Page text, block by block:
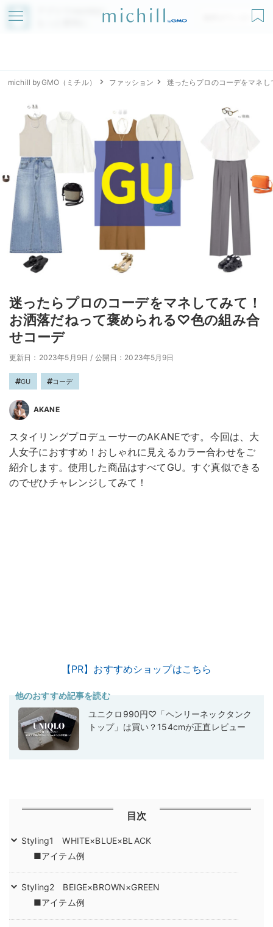
アプリでmichillが
無料ダウンロード
michill byGMO（ミチル） ファッション 迷ったらプロのコーデをマネ
迷ったらプロのコーデをマネしてみて！
お洒落だねって褒められる♡色の組み合
せコーデ
更新日：2023年5月9日 / 公開日：2023年5月9日
GU コーデ
AKANE
スタイリングプロデューサーのAKANEです。今回は、大
人女子におすすめ！おしゃれに見えるカラー合わせをご
紹介します。使用した商品はすべてGU。すぐ真似できる
のでぜひチャレンジしてみて！
【PR】おすすめショップはこちら
他のおすすめ記事を読む
ユニクロ990円♡「ヘンリーネックタンク
トップ」は買い？154cmが正直レビュー
目次
Styling1 WHITE×BLUE×BLACK
■アイテム例
Styling2 BEIGE×BROWN×GREEN
■アイテム例